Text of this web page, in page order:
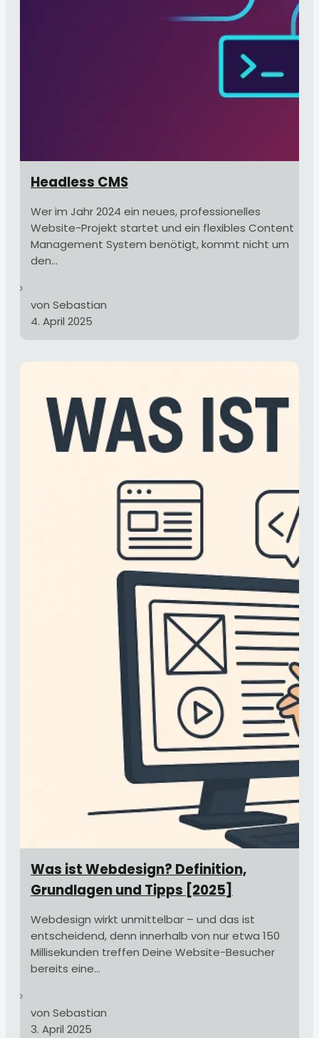
Headless CMS
Wer im Jahr 2024 ein neues, professionelles
Website-Projekt startet und ein flexibles Content
Management System benötigt, kommt nicht um
den...
von Sebastian
4. April 2025
Was ist Webdesign? Definition,
Grundlagen und Tipps [2025]
Webdesign wirkt unmittelbar – und das ist
entscheidend, denn innerhalb von nur etwa 150
Millisekunden treffen Deine Website-Besucher
bereits eine...
von Sebastian
3. April 2025